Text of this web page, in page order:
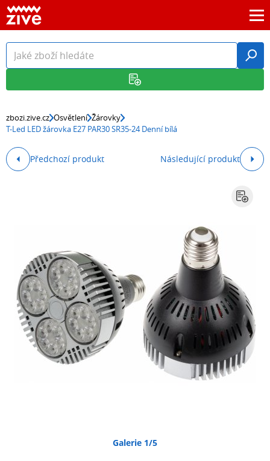
zbozi.zive.cz Osvětlení Žárovky
T-Led LED žárovka E27 PAR30 SR35-24 Denní bílá
Předchozí produkt Následující produkt
Galerie 1/5